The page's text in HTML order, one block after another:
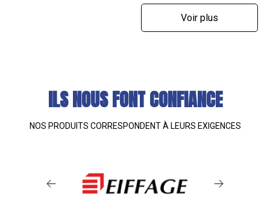
Voir plus
ILS NOUS FONT CONFIANCE
NOS PRODUITS CORRESPONDENT À LEURS EXIGENCES